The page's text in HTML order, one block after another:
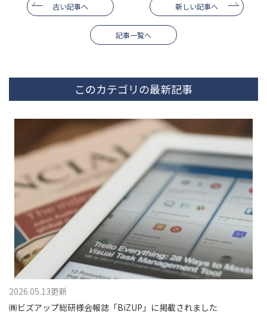
古い記事へ 新しい記事へ
記事一覧へ
このカテゴリの最新記事
2026.05.13更新
㈱ビズアップ総研様会報誌「BiZUP」に掲載されました